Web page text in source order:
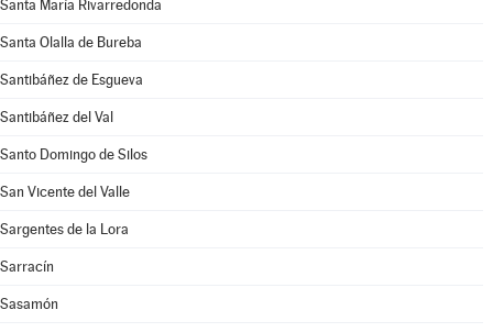
Santa María Rivarredonda
Santa Olalla de Bureba
Santibáñez de Esgueva
Santibáñez del Val
Santo Domingo de Silos
San Vicente del Valle
Sargentes de la Lora
Sarracín
Sasamón